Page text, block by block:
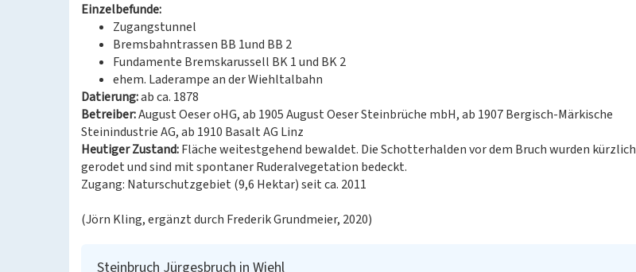
Einzelbefunde:
Zugangstunnel
Bremsbahntrassen BB 1und BB 2
Fundamente Bremskarussell BK 1 und BK 2
ehem. Laderampe an der Wiehltalbahn
Datierung:ab ca. 1878
Betreiber:August Oeser oHG, ab 1905 August Oeser Steinbrüche mbH, ab 1907 Bergisch-Märkische
Steinindustrie AG, ab 1910 Basalt AG Linz
Heutiger Zustand:Fläche weitestgehend bewaldet. Die Schotterhalden vor dem Bruch wurden kürzlich
gerodet und sind mit spontaner Ruderalvegetation bedeckt.
Zugang: Naturschutzgebiet (9,6 Hektar) seit ca. 2011
(Jörn Kling, ergänzt durch Frederik Grundmeier, 2020)
Steinbruch Jürgesbruch in Wiehl